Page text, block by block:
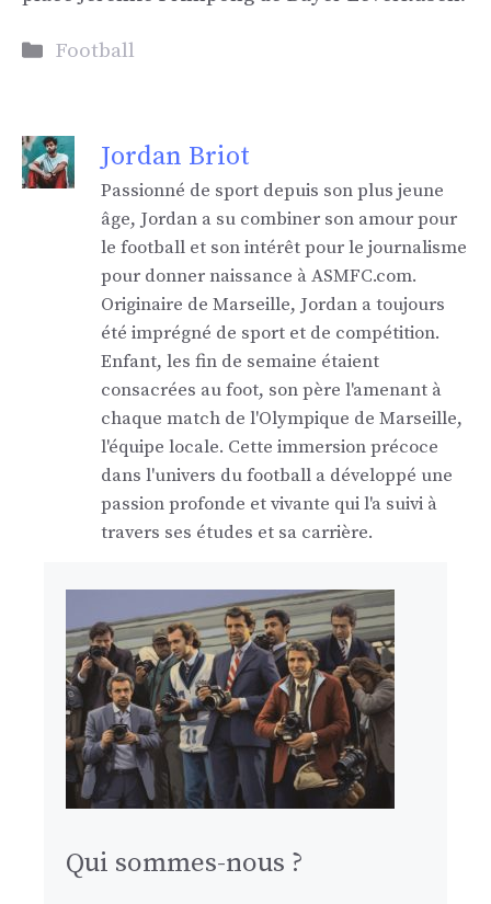
Catégories
Football
Jordan Briot
Passionné de sport depuis son plus jeune
âge, Jordan a su combiner son amour pour
le football et son intérêt pour le journalisme
pour donner naissance à ASMFC.com.
Originaire de Marseille, Jordan a toujours
été imprégné de sport et de compétition.
Enfant, les fin de semaine étaient
consacrées au foot, son père l'amenant à
chaque match de l'Olympique de Marseille,
l'équipe locale. Cette immersion précoce
dans l'univers du football a développé une
passion profonde et vivante qui l'a suivi à
travers ses études et sa carrière.
Qui sommes-nous ?